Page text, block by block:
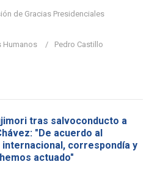
de Gracias Presidenciales
Humanos
Pedro Castillo
tras salvoconducto a
"De acuerdo al
correspondía y
actuado"